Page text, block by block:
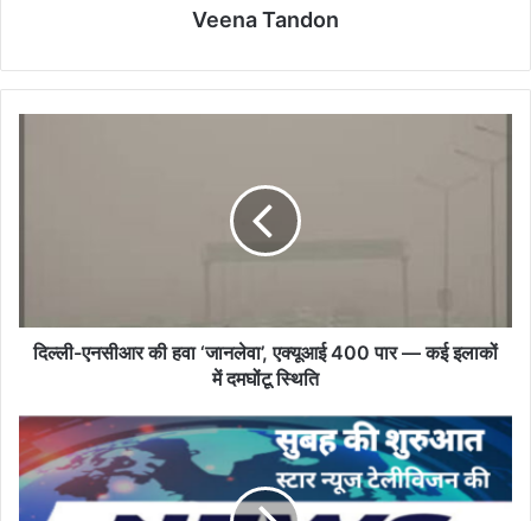
Veena Tandon
—
कई
दमघोंटू
स्थिति
दिल्ली-एनसीआर की हवा ‘जानलेवा’, एक्यूआई 400 पार — कई इलाकों
में दमघोंटू स्थिति
सोमवार,
10
नवम्बर
2025